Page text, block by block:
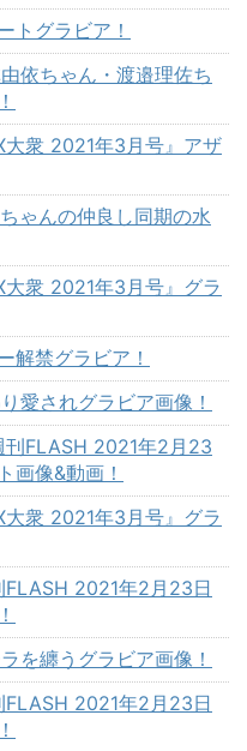
トグラビア！
依ちゃん・渡邉理佐ち
衆 2021年3月号』アザ
ゃんの仲良し同期の水
衆 2021年3月号』グラ
解禁グラビア！
愛されグラビア画像！
FLASH 2021年2月23
画像&動画！
衆 2021年3月号』グラ
2021年2月23日
を纏うグラビア画像！
2021年2月23日